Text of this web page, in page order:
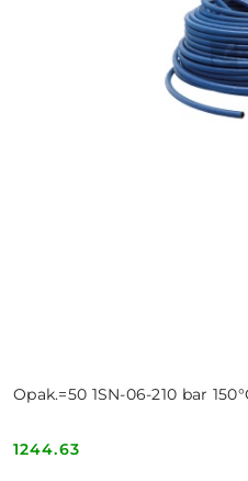
Opak.=50 1SN-06-210 bar
Cena:
1244.63